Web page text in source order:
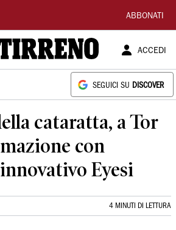
ABBONATI
ACCEDI
SEGUICI SU DISCOVER
cataratta, a Tor
con
Eyesi
4 MINUTI DI LETTURA